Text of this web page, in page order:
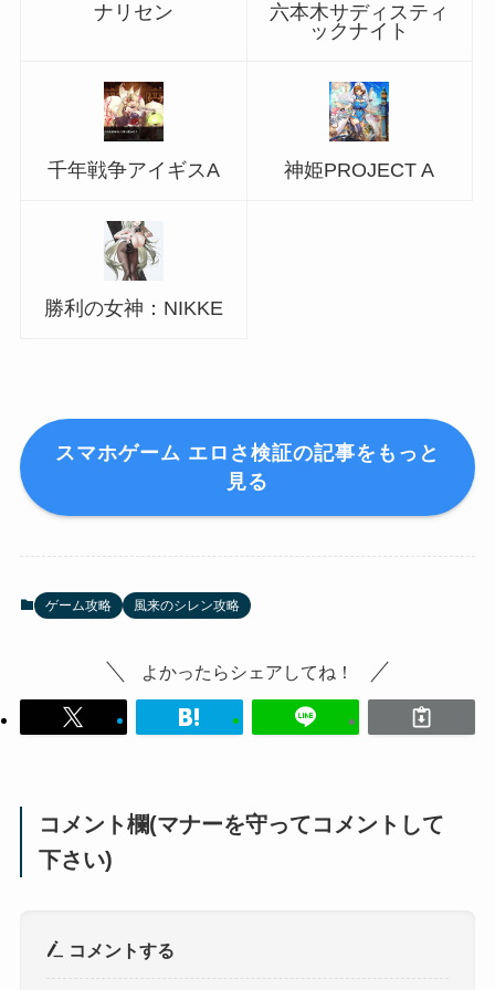
ナリセン
六本木サディスティ
ックナイト
千年戦争アイギスA 神姫PROJECT A
勝利の女神：NIKKE
スマホゲーム エロさ検証の記事をもっと
見る
ゲーム攻略 風来のシレン攻略
よかったらシェアしてね！
コメント欄(マナーを守ってコメントして
下さい)
コメントする